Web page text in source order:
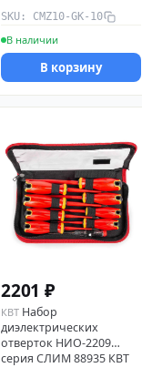
SKU: CMZ10-GK-10
В наличии
В корзину
2201 ₽
КВТ Набор
диэлектрических
отверток НИО-2209
серия СЛИМ 88935 КВТ